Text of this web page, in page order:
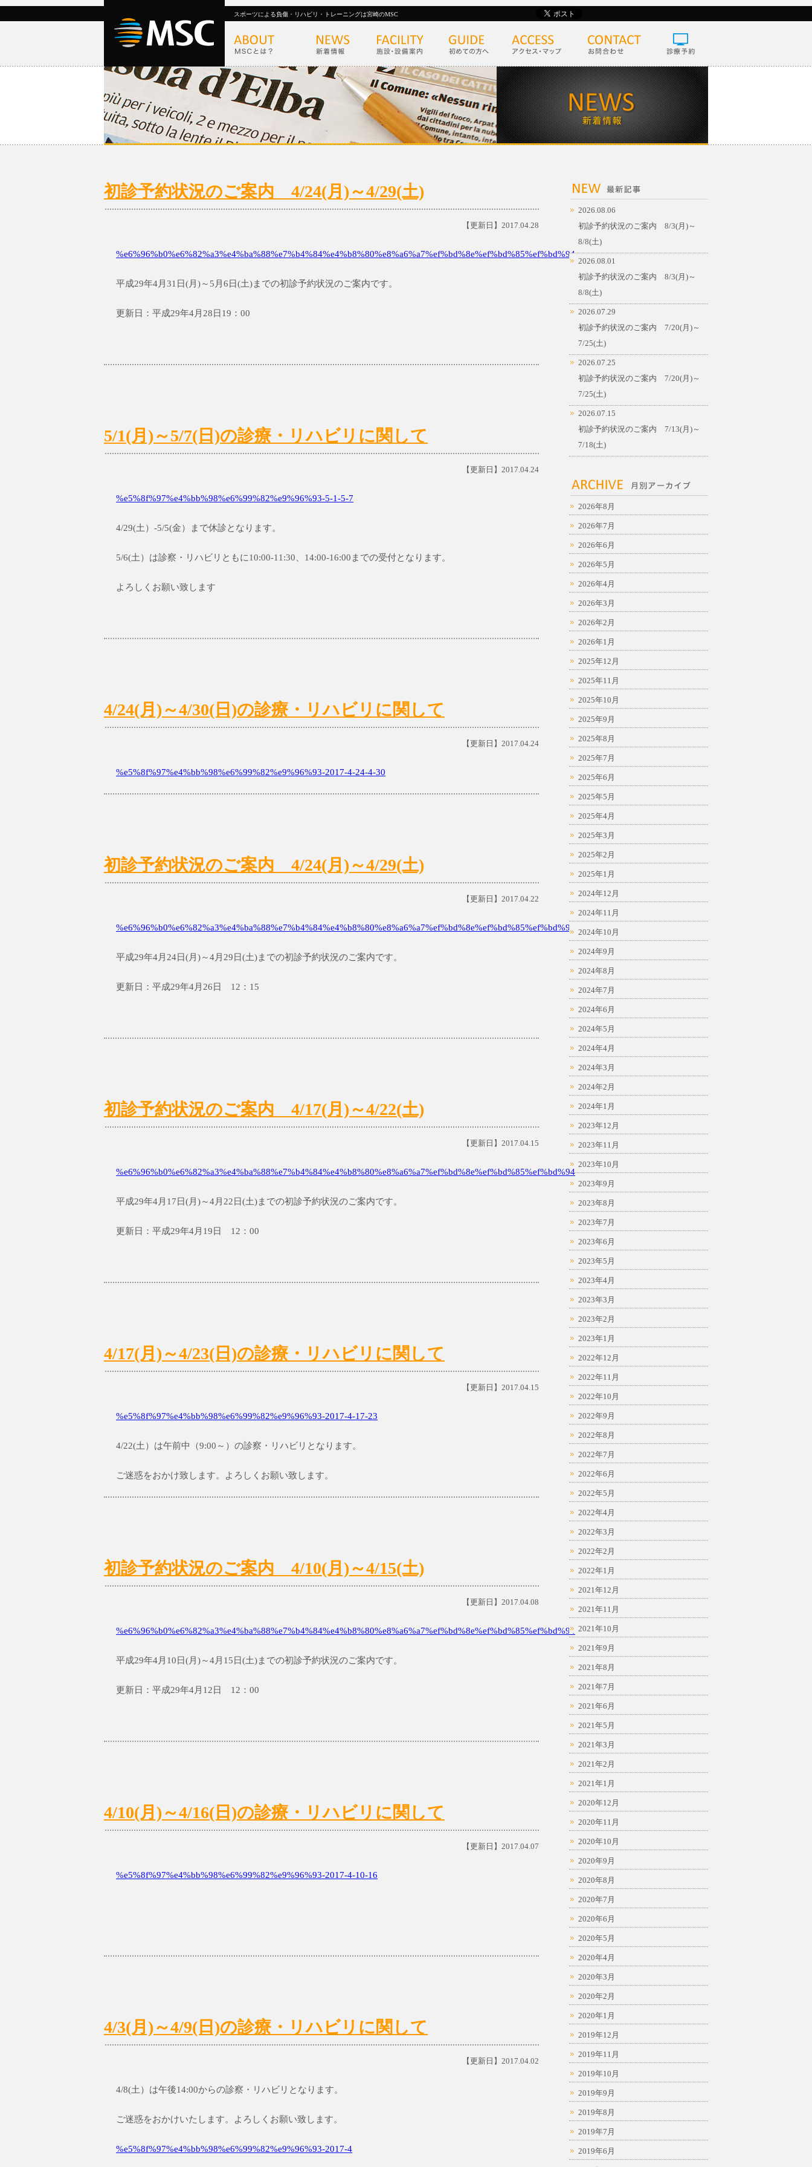
スポーツによる負傷・リハビリ・トレーニングは宮崎のMSC
初診予約状況のご案内 4/24(月)～4/29(土)
【更新日】2017.04.28
%e6%96%b0%e6%82%a3%e4%ba%88%e7%b4%84%e4%b8%80%e8%a6%a7%ef%bd%8e%ef%bd%85%ef%bd%94
平成29年4月31日(月)～5月6日(土)までの初診予約状況のご案内です。
更新日：平成29年4月28日19：00
5/1(月)～5/7(日)の診療・リハビリに関して
【更新日】2017.04.24
%e5%8f%97%e4%bb%98%e6%99%82%e9%96%93-5-1-5-7
4/29(土）-5/5(金）まで休診となります。
5/6(土）は診察・リハビリともに10:00-11:30、14:00-16:00までの受付となります。
よろしくお願い致します
4/24(月)～4/30(日)の診療・リハビリに関して
【更新日】2017.04.24
%e5%8f%97%e4%bb%98%e6%99%82%e9%96%93-2017-4-24-4-30
初診予約状況のご案内 4/24(月)～4/29(土)
【更新日】2017.04.22
%e6%96%b0%e6%82%a3%e4%ba%88%e7%b4%84%e4%b8%80%e8%a6%a7%ef%bd%8e%ef%bd%85%ef%bd%94
平成29年4月24日(月)～4月29日(土)までの初診予約状況のご案内です。
更新日：平成29年4月26日 12：15
初診予約状況のご案内 4/17(月)～4/22(土)
【更新日】2017.04.15
%e6%96%b0%e6%82%a3%e4%ba%88%e7%b4%84%e4%b8%80%e8%a6%a7%ef%bd%8e%ef%bd%85%ef%bd%94
平成29年4月17日(月)～4月22日(土)までの初診予約状況のご案内です。
更新日：平成29年4月19日 12：00
4/17(月)～4/23(日)の診療・リハビリに関して
【更新日】2017.04.15
%e5%8f%97%e4%bb%98%e6%99%82%e9%96%93-2017-4-17-23
4/22(土）は午前中（9:00～）の診察・リハビリとなります。
ご迷惑をおかけ致します。よろしくお願い致します。
初診予約状況のご案内 4/10(月)～4/15(土)
【更新日】2017.04.08
%e6%96%b0%e6%82%a3%e4%ba%88%e7%b4%84%e4%b8%80%e8%a6%a7%ef%bd%8e%ef%bd%85%ef%bd%94
平成29年4月10日(月)～4月15日(土)までの初診予約状況のご案内です。
更新日：平成29年4月12日 12：00
4/10(月)～4/16(日)の診療・リハビリに関して
【更新日】2017.04.07
%e5%8f%97%e4%bb%98%e6%99%82%e9%96%93-2017-4-10-16
4/3(月)～4/9(日)の診療・リハビリに関して
【更新日】2017.04.02
4/8(土）は午後14:00からの診察・リハビリとなります。
ご迷惑をおかけいたします。よろしくお願い致します。
%e5%8f%97%e4%bb%98%e6%99%82%e9%96%93-2017-4
2026.08.06
初診予約状況のご案内 8/3(月)～
8/8(土)
2026.08.01
初診予約状況のご案内 8/3(月)～
8/8(土)
2026.07.29
初診予約状況のご案内 7/20(月)～
7/25(土)
2026.07.25
初診予約状況のご案内 7/20(月)～
7/25(土)
2026.07.15
初診予約状況のご案内 7/13(月)～
7/18(土)
2026年8月
2026年7月
2026年6月
2026年5月
2026年4月
2026年3月
2026年2月
2026年1月
2025年12月
2025年11月
2025年10月
2025年9月
2025年8月
2025年7月
2025年6月
2025年5月
2025年4月
2025年3月
2025年2月
2025年1月
2024年12月
2024年11月
2024年10月
2024年9月
2024年8月
2024年7月
2024年6月
2024年5月
2024年4月
2024年3月
2024年2月
2024年1月
2023年12月
2023年11月
2023年10月
2023年9月
2023年8月
2023年7月
2023年6月
2023年5月
2023年4月
2023年3月
2023年2月
2023年1月
2022年12月
2022年11月
2022年10月
2022年9月
2022年8月
2022年7月
2022年6月
2022年5月
2022年4月
2022年3月
2022年2月
2022年1月
2021年12月
2021年11月
2021年10月
2021年9月
2021年8月
2021年7月
2021年6月
2021年5月
2021年3月
2021年2月
2021年1月
2020年12月
2020年11月
2020年10月
2020年9月
2020年8月
2020年7月
2020年6月
2020年5月
2020年4月
2020年3月
2020年2月
2020年1月
2019年12月
2019年11月
2019年10月
2019年9月
2019年8月
2019年7月
2019年6月